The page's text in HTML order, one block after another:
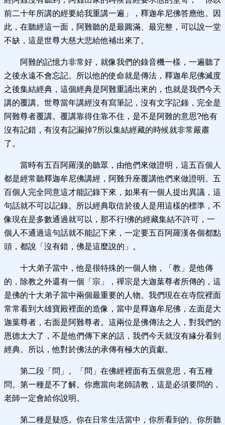
前二十年所講的經要給我重講一遍」，釋迦牟尼佛答應他。因
此，在聽經這一面，阿難聽的是最圓滿、最完整，可以說一堂
不缺，這是世尊大慈大悲給他補出來了。
阿難的記憶力非常好，就像我們的錄音機一樣，一遍聽了
之後永遠不會忘記。所以他的使命就是傳法，釋迦牟尼佛滅度
之後集結經典，這個經典是阿難重誦出來的，也就是我們今天
講的覆講。世尊當年講經沒有寫筆記，沒有文字記錄，完全是
阿難尊者覆講。覆講靠得住靠不住，是不是阿難的意思?他有
沒有記錯，有沒有記漏掉?所以集結經藏的時候就非常嚴肅
了。
當時有五百阿羅漢的聽眾，由他們來做證明，這五百個人
都是經常聽釋迦牟尼佛講經，阿難升座覆講他們來做證明。五
百個人完全同意這才能記錄下來，如果有一個人提出異議，這
句話就不可以記錄。所以經典取信於後人是用這樣的標準，不
像現在是多數通過就可以，那不行!佛的經藏集結不許可，一
個人不通過這句話就不能記下來，一定要五百阿羅漢各個都點
頭，都說「沒有錯，佛是這麼說的」。
十大弟子當中，他是很特殊的一個人物，「教」是他傳
的，除教之外還有一個「宗」，禪宗是大迦葉尊者所傳的，這
是佛的十大弟子當中兩個最重要的人物。我們現在在寺院裡面
常常看到大雄寶殿裡面的造像，當中是釋迦牟尼佛，左面是大
迦葉尊者，右面是阿難尊者。這兩位是佛傳法之人，對我們的
恩德太大了，不是他們傳下來的話，我們今天就沒有緣分看到
經典。所以，他對於佛法的承傳有極大的貢獻。
第二段「問」。「問」在佛經裡面有五個意思，有五種
問。第一種是不了解。你應當向老師請教，這是必須要問的，
老師一定會給你說明。
第二種是疑惑。你在日常生活當中，你所看到的、你所聽